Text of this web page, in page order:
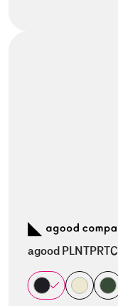
agood